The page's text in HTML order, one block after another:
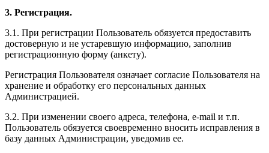
3. Регистрация.
3.1. При регистрации Пользователь обязуется предоставить
достоверную и не устаревшую информацию, заполнив
регистрационную форму (анкету).
Регистрация Пользователя означает согласие Пользователя на
хранение и обработку его персональных данных
Администрацией.
3.2. При изменении своего адреса, телефона, e-mail и т.п.
Пользователь обязуется своевременно вносить исправления в
базу данных Администрации, уведомив ее.